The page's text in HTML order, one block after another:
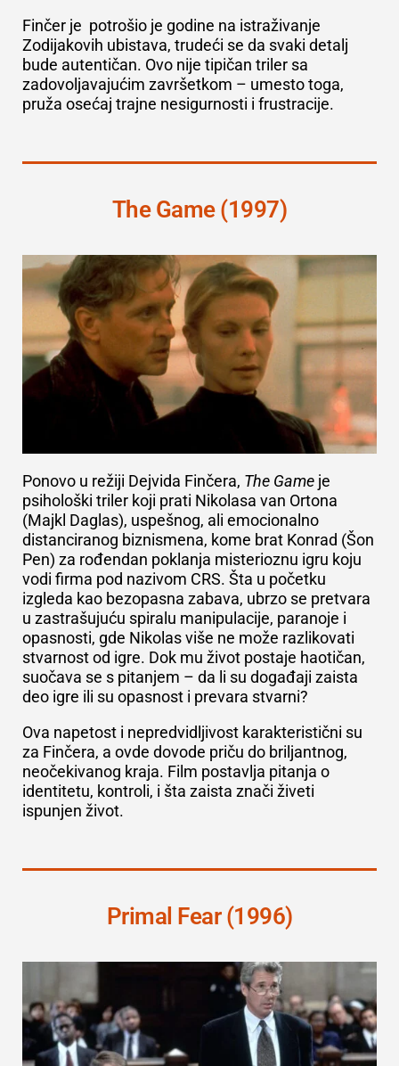
Finčer je potrošio je godine na istraživanje
Zodijakovih ubistava, trudeći se da svaki detalj
bude autentičan. Ovo nije tipičan triler sa
zadovoljavajućim završetkom – umesto toga,
pruža osećaj trajne nesigurnosti i frustracije.
The Game (1997)
Ponovo u režiji Dejvida Finčera, The Game je
psihološki triler koji prati Nikolasa van Ortona
(Majkl Daglas), uspešnog, ali emocionalno
distanciranog biznismena, kome brat Konrad (Šon
Pen) za rođendan poklanja misterioznu igru koju
vodi firma pod nazivom CRS. Šta u početku
izgleda kao bezopasna zabava, ubrzo se pretvara
u zastrašujuću spiralu manipulacije, paranoje i
opasnosti, gde Nikolas više ne može razlikovati
stvarnost od igre. Dok mu život postaje haotičan,
suočava se s pitanjem – da li su događaji zaista
deo igre ili su opasnost i prevara stvarni?
Ova napetost i nepredvidljivost karakteristični su
za Finčera, a ovde dovode priču do briljantnog,
neočekivanog kraja. Film postavlja pitanja o
identitetu, kontroli, i šta zaista znači živeti
ispunjen život.
Primal Fear (1996)